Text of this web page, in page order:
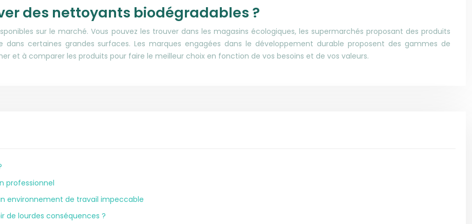
des nettoyants biodégradables ?
sur le marché. Vous pouvez les trouver dans les magasins écologiques, les supermarchés proposant des produits
certaines grandes surfaces. Les marques engagées dans le développement durable proposent des gammes de
et à comparer les produits pour faire le meilleur choix en fonction de vos besoins et de vos valeurs.
professionnel
environnement de travail impeccable
de lourdes conséquences ?